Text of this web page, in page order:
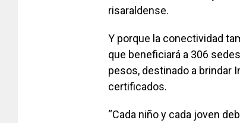
risaraldense.
Y porque la conectividad
que beneficiará a 306
pesos, destinado a brindar
certificados.
“Cada niño y cada joven